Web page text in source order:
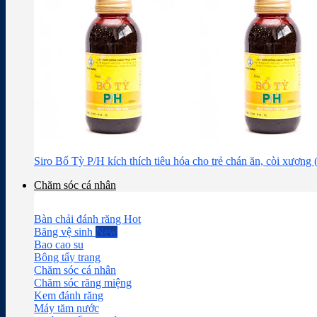
Siro Bổ Tỳ P/H kích thích tiêu hóa cho trẻ chán ăn, còi xương
Chăm sóc cá nhân
Bàn chải đánh răng
Băng vệ sinh
Bao cao su
Bông tẩy trang
Chăm sóc cá nhân
Chăm sóc răng miệng
Kem đánh răng
Máy tăm nước